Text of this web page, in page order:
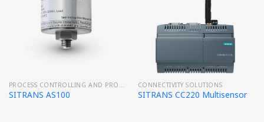
PROCESS CONTROLLING AND PROTECTION
SITRANS AS100
CONNECTIVITY SOLUTIONS
SITRANS CC220 Multisensor